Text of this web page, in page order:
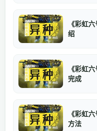
《彩虹
绍
《彩虹
完成
《彩虹
方法